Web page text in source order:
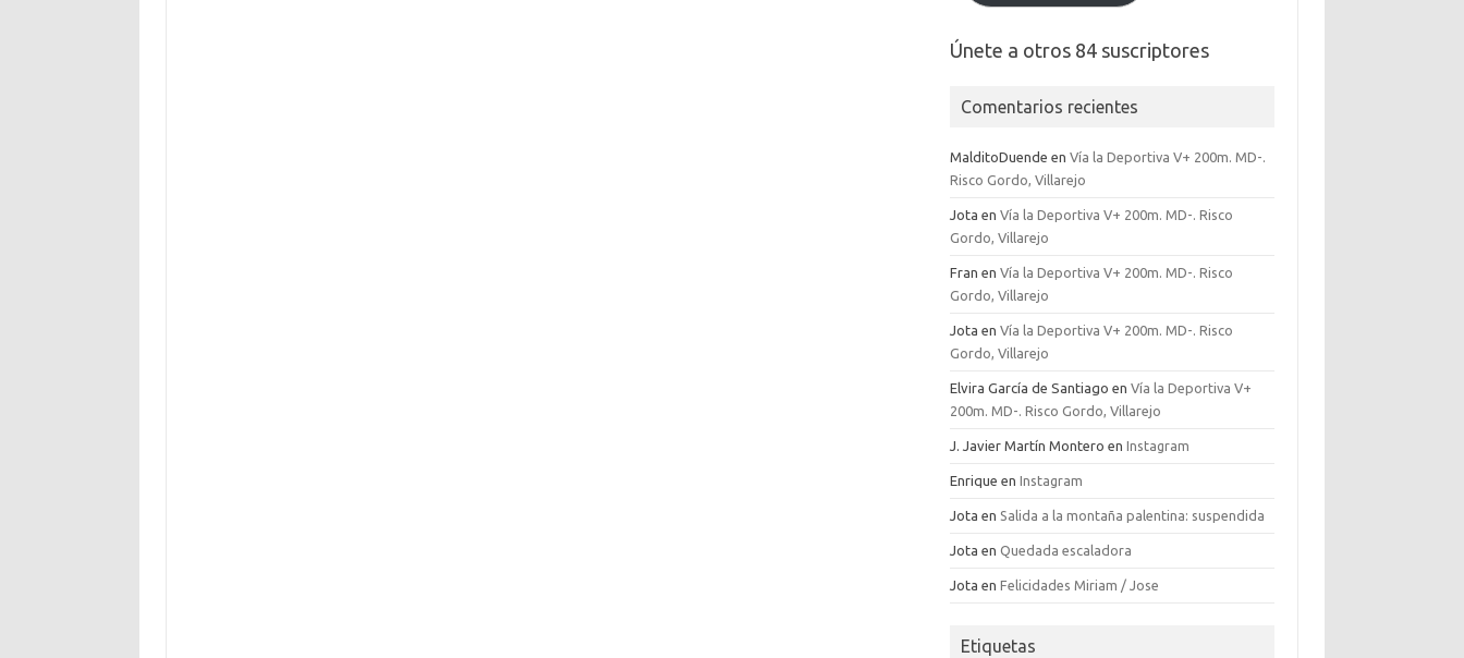
Únete a otros 84 suscriptores
Comentarios recientes
MalditoDuende enVía la Deportiva V+ 200m. MD-.
Risco Gordo, Villarejo
Jota enVía la Deportiva V+ 200m. MD-. Risco
Gordo, Villarejo
Fran enVía la Deportiva V+ 200m. MD-. Risco
Gordo, Villarejo
Jota enVía la Deportiva V+ 200m. MD-. Risco
Gordo, Villarejo
Elvira García de Santiago enVía la Deportiva V+
200m. MD-. Risco Gordo, Villarejo
J. Javier Martín Montero enInstagram
Enrique enInstagram
Jota en Salida a la montaña palentina: suspendida
Jota enQuedada escaladora
Jota enFelicidades Miriam / Jose
Etiquetas